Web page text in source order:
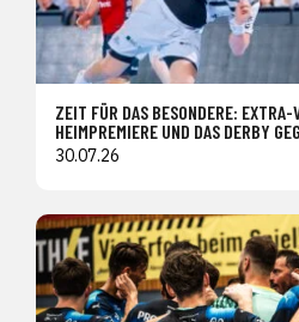
ZEIT FÜR DAS BESONDERE:
HEIMPREMIERE UND DAS DERBY
30.07.26